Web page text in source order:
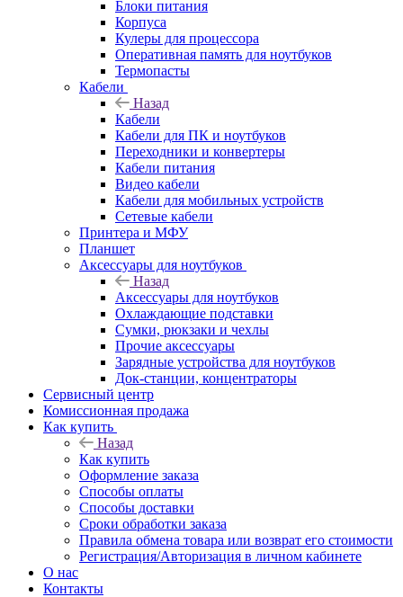
Блоки питания
Корпуса
Кулеры для процессора
Оперативная память для ноутбуков
Термопасты
Кабели
Назад
Кабели
Кабели для ПК и ноутбуков
Переходники и конвертеры
Кабели питания
Видео кабели
Кабели для мобильных устройств
Сетевые кабели
Принтера и МФУ
Планшет
Аксессуары для ноутбуков
Назад
Аксессуары для ноутбуков
Охлаждающие подставки
Сумки, рюкзаки и чехлы
Прочие аксессуары
Зарядные устройства для ноутбуков
Док-станции, концентраторы
Сервисный центр
Комиссионная продажа
Как купить
Назад
Как купить
Оформление заказа
Способы оплаты
Способы доставки
Сроки обработки заказа
Правила обмена товара или возврат его стоимости
Регистрация/Авторизация в личном кабинете
О нас
Контакты